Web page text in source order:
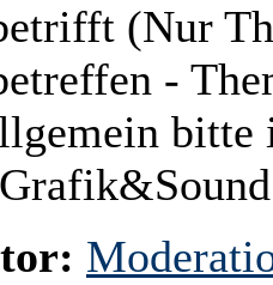
(Nur
-
bitte